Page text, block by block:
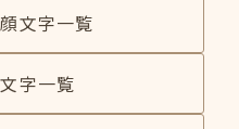
文字一覧
字一覧